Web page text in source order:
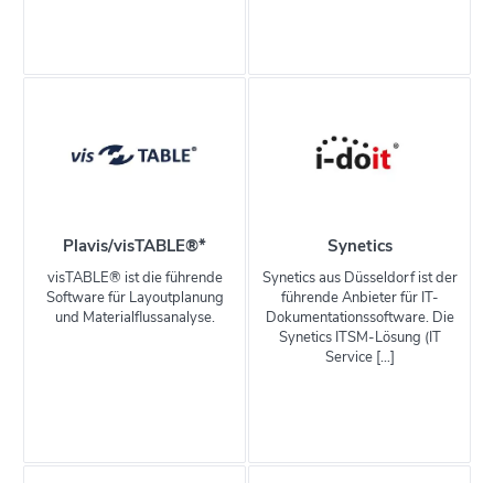
Plavis/visTABLE®*
visTABLE® ist die führende
Software für Layoutplanung
und Materialflussanalyse.
Synetics
Synetics aus Düsseldorf ist der
führende Anbieter für IT-
Dokumentationssoftware. Die
Synetics ITSM-Lösung (IT
Service […]